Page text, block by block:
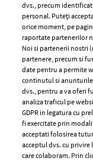
View this post on
dvs., precum
personal. Puteți
orice moment, pe
raportate partenerilor
Noi si partenerii nostri
partenere, precum si
date pentru a permite
continutul si
dvs., pentru a va oferi
analiza traficul pe
GDPR in legatura cu
fi exercitate prin
acceptati folosirea
acceptul dvs. cu privire
care colaboram. Prin